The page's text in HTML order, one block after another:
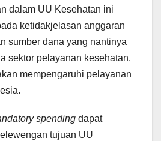
dalam UU Kesehatan ini
ketidakjelasan anggaran
sumber dana yang nantinya
sektor pelayanan kesehatan.
mempengaruhi pelayanan
spending dapat
tujuan UU